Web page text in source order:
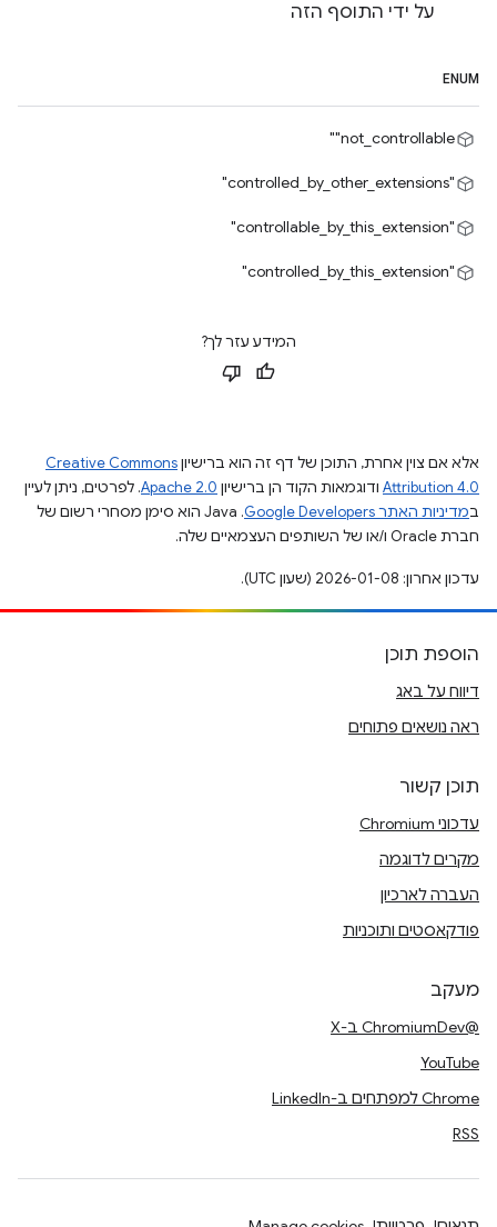
על ידי התוסף הזה
ENUM
‎"not_controllable"
"controlled_by_other_extensions"
"controllable_by_this_extension"
"controlled_by_this_extension"
המידע עזר לך?
אלא אם צוין אחרת, התוכן של דף זה הוא ברישיוןCreative Commons
Attribution 4.0 ודוגמאות הקוד הן ברישיון Apache 2.0. לפרטים, ניתן לעיין
במדיניות האתר Google Developers‏
.‏ Java הוא סימן מסחרי רשום של
חברת Oracle ו/או של השותפים העצמאיים שלה.
עדכון אחרון: 2026-01-08 (שעון UTC).
הוספת תוכן
דיווח על באג
ראה נושאים פתוחים
תוכן קשור
עדכוני Chromium
מקרים לדוגמה
העברה לארכיון
פודקאסטים ותוכניות
מעקב
@ChromiumDev ב-X
YouTube
Chrome למפתחים ב-LinkedIn
RSS